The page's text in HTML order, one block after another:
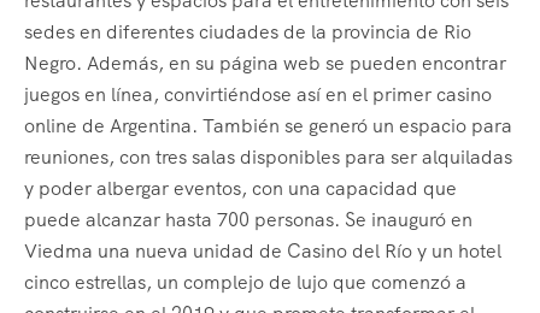
sedes en diferentes ciudades de la provincia de Rio
Negro. Además, en su página web se pueden encontrar
juegos en línea, convirtiéndose así en el primer casino
online de Argentina. También se generó un espacio para
reuniones, con tres salas disponibles para ser alquiladas
y poder albergar eventos, con una capacidad que
puede alcanzar hasta 700 personas. Se inauguró en
Viedma una nueva unidad de Casino del Río y un hotel
cinco estrellas, un complejo de lujo que comenzó a